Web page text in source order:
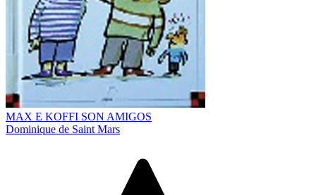
MAX E KOFFI SON AMIGOS
Dominique de Saint Mars